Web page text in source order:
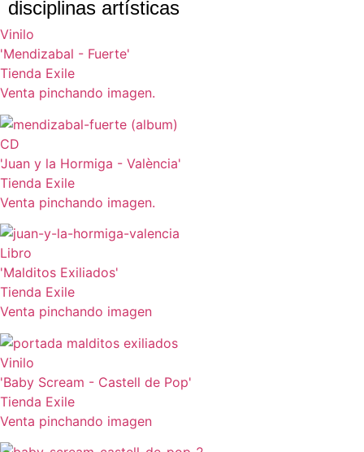
disciplinas artísticas
Vinilo
'Mendizabal - Fuerte'
Tienda Exile
Venta pinchando imagen.
CD
'Juan y la Hormiga - València'
Tienda Exile
Venta pinchando imagen.
Libro
'Malditos Exiliados'
Tienda Exile
Venta pinchando imagen
Vinilo
'Baby Scream - Castell de Pop'
Tienda Exile
Venta pinchando imagen